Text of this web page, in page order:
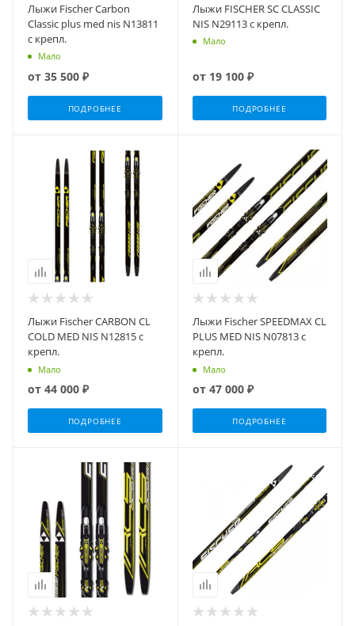
Лыжи Fischer Carbon
Classic plus med nis N13811
с крепл.
Мало
от 35 500 ₽
ПОДРОБНЕЕ
Лыжи FISCHER SC CLASSIC
NIS N29113 с крепл.
Мало
от 19 100 ₽
ПОДРОБНЕЕ
Лыжи Fischer CARBON CL
COLD MED NIS N12815 с
крепл.
Мало
от 44 000 ₽
ПОДРОБНЕЕ
Лыжи Fischer SPEEDMAX CL
PLUS MED NIS N07813 с
крепл.
Мало
от 47 000 ₽
ПОДРОБНЕЕ